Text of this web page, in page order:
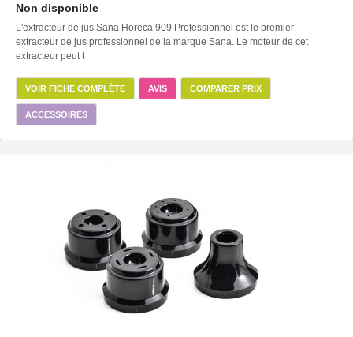
Non disponible
L'extracteur de jus Sana Horeca 909 Professionnel est le premier
extracteur de jus professionnel de la marque Sana. Le moteur de cet
extracteur peut t
VOIR FICHE COMPLÈTE AVIS COMPARER PRIX
ACCESSOIRES